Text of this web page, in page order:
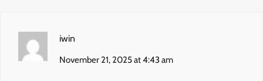
iwin
November 21, 2025 at 4:43 am